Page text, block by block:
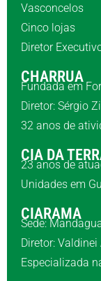
Vasconcelos
Cinco lojas
Diretor
CHARRUA
Fundada em
Diretor: Sérgio
32 anos de
CIA DA
23 anos de
Unidades em
CIARAMA
Sede:
Diretor:
Especializada